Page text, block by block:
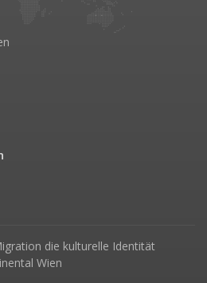
die kulturelle Identität
Wien